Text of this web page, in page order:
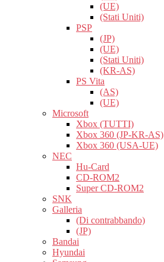
(UE)
(Stati Uniti)
PSP
(JP)
(UE)
(Stati Uniti)
(KR-AS)
PS Vita
(AS)
(UE)
Microsoft
Xbox (TUTTI)
Xbox 360 (JP-KR-AS)
Xbox 360 (USA-UE)
NEC
Hu-Card
CD-ROM2
Super CD-ROM2
SNK
Galleria
(Di contrabbando)
(JP)
Bandai
Hyundai